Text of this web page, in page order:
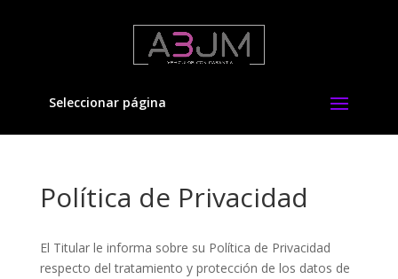
Seleccionar página
Política de Privacidad
El Titular le informa sobre su Política de Privacidad
respecto del tratamiento y protección de los datos de